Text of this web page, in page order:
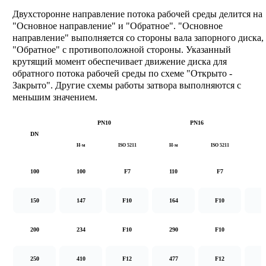
Двухсторонне направление потока рабочей среды делится на
"Основное направление" и "Обратное". "Основное
направление" выполняется со стороны вала запорного диска,
"Обратное" с противоположной стороны. Указанный
крутящий момент обеспечивает движение диска для
обратного потока рабочей среды по схеме "Открыто -
Закрыто". Другие схемы работы затвора выполняются с
меньшим значением.
DN
PN10 PN16
Н·м ISO 5211 Н·м ISO 5211
100 100 F7 110 F7
150 147 F10 164 F10
200 234 F10 290 F10
250 410 F12 477 F12